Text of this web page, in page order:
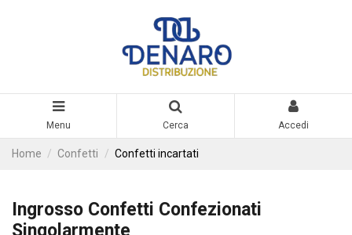
Menu Cerca Accedi
Home Confetti Confetti incartati
Ingrosso Confetti Confezionati
Singolarmente